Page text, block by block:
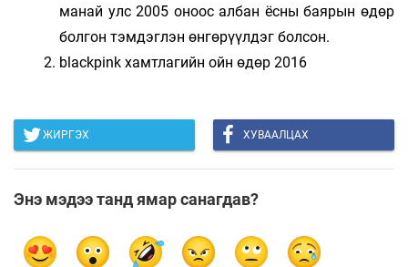
манай улс 2005 оноос албан ёсны баярын өдөр
болгон тэмдэглэн өнгөрүүлдэг болсон.
blackpink хамтлагийн ойн өдөр 2016
ЖИРГЭХ ХУВААЛЦАХ
Энэ мэдээ танд ямар санагдав?